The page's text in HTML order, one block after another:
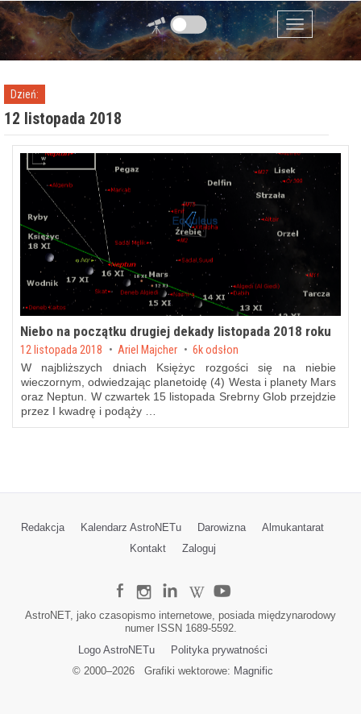
Przejdź do zawartości
Menu
Dzień:
12 listopada 2018
Niebo na początku drugiej dekady listopada 2018 roku
Posted on
12 listopada 2018 by Ariel Majcher 6k odsłon
W najbliższych dniach Księżyc rozgości się na niebie
wieczornym, odwiedzając planetoidę (4) Westa i planety Mars
oraz Neptun. W czwartek 15 listopada Srebrny Glob przejdzie
przez I kwadrę i podąży …
Redakcja Kalendarz AstroNETu Darowizna
Almukantarat
Kontakt
Zaloguj
AstroNET, jako czasopismo internetowe, posiada międzynarodowy
numer ISSN 1689-5592.
Logo AstroNETu
Polityka prywatności
© 2000–2026Grafiki wektorowe: Magnific